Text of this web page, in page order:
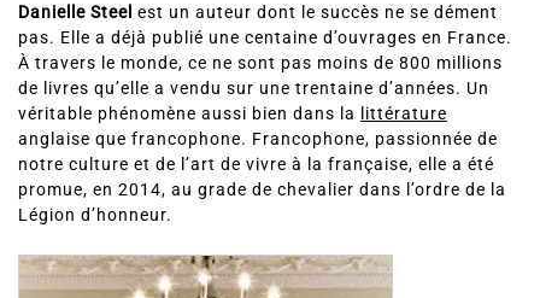
Danielle Steel est un auteur dont le succès ne se dément
pas. Elle a déjà publié une centaine d’ouvrages en France.
À travers le monde, ce ne sont pas moins de 800 millions
de livres qu’elle a vendu sur une trentaine d’années. Un
véritable phénomène aussi bien dans la
littérature
anglaise que francophone. Francophone, passionnée de
notre culture et de l’art de vivre à la française, elle a été
promue, en 2014, au grade de chevalier dans l’ordre de la
Légion d’honneur.